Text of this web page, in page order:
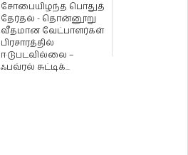
சோபையிழந்த பொதுத்
தேர்தல் - தொன்னூறு
வீதமான வேட்பாளர்கள்
பிரசாரத்தில்
ஈடுபடவில்லை –
ஃபவ்ரல் சுட்டிக்...